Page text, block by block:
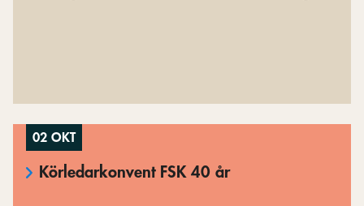
02 OKT
Körledarkonvent FSK 40 år